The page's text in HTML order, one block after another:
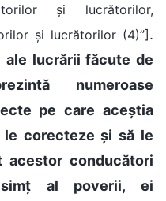
și lucrătorilor,
și lucrătorilor (4)”].
ale lucrării făcute de
numeroase
pe care aceștia
corecteze și să le
acestor conducători
al poverii, ei